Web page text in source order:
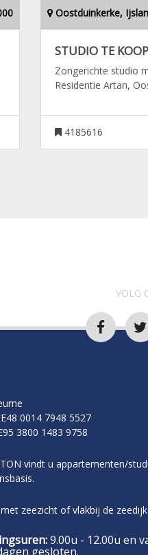
Oostduinkerke,
STUDIO TE KOOP
Zongerichte studio
Residentie Artan,
4185616
VOLG
0014 7948 5527
3800 1483 9758
vindt u appartementen/
zeezicht of vlakbij de
9.00u - 12.00u en
gesloten.